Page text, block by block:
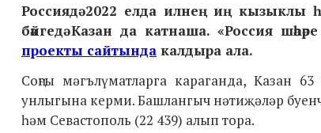
Россиядә 2022 елда илнең иң кызыклы
бәйгедә Казан да катнаша. «Россия
проекты сайтында калдыра ала.
Соңгы мәгълүматларга караганда, Казан
унлыгына керми. Башлангыч нәтиҗәләр
һәм Севастополь (22 439) алып тора.